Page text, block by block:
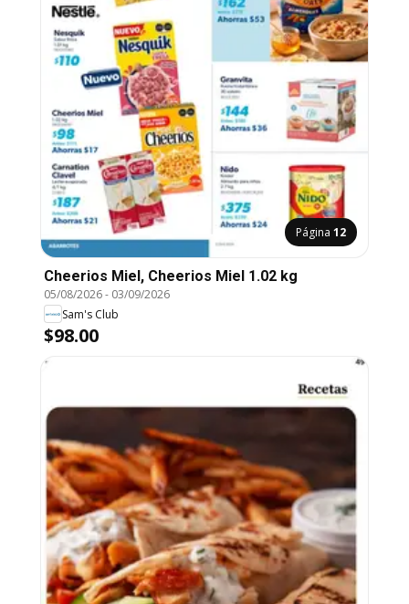
Página 12
Cheerios Miel, Cheerios Miel 1.02 kg
05/08/2026- 03/09/2026
Sam's Club
$98.00